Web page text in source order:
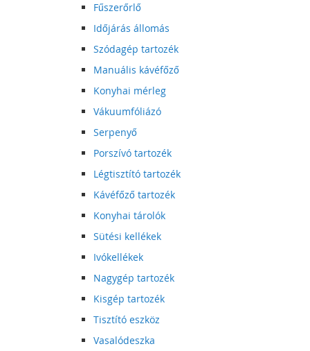
Fűszerőrlő
Időjárás állomás
Szódagép tartozék
Manuális kávéfőző
Konyhai mérleg
Vákuumfóliázó
Serpenyő
Porszívó tartozék
Légtisztító tartozék
Kávéfőző tartozék
Konyhai tárolók
Sütési kellékek
Ivókellékek
Nagygép tartozék
Kisgép tartozék
Tisztító eszköz
Vasalódeszka